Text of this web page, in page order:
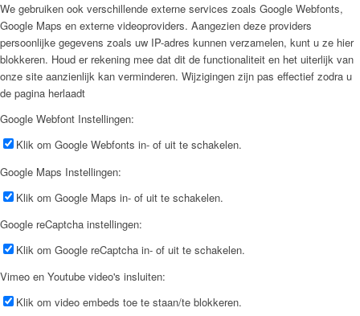
We gebruiken ook verschillende externe services zoals Google Webfonts,
Google Maps en externe videoproviders. Aangezien deze providers
persoonlijke gegevens zoals uw IP-adres kunnen verzamelen, kunt u ze hier
blokkeren. Houd er rekening mee dat dit de functionaliteit en het uiterlijk van
onze site aanzienlijk kan verminderen. Wijzigingen zijn pas effectief zodra u
de pagina herlaadt
Google Webfont Instellingen:
Klik om Google Webfonts in- of uit te schakelen.
Google Maps Instellingen:
Klik om Google Maps in- of uit te schakelen.
Google reCaptcha instellingen:
Klik om Google reCaptcha in- of uit te schakelen.
Vimeo en Youtube video's insluiten:
Klik om video embeds toe te staan/te blokkeren.